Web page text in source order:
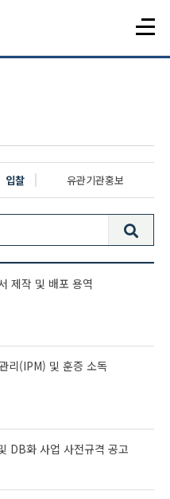
입찰 유관기관홍보
제작 및 배포 용역
리(IPM) 및 훈증 소독
DB화 사업 사전규격 공고